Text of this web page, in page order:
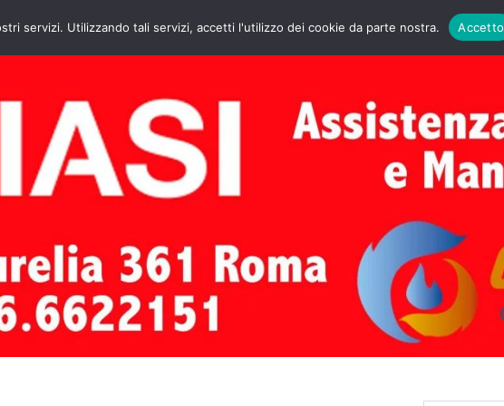
HOME CONTATTI ASSISTENZA CALDAIE BIASI
servizi. Utilizzando tali servizi, accetti l'utilizzo dei cookie da parte nostra. Accetto